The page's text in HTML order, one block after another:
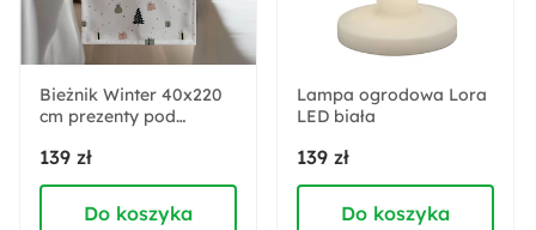
Stopień ochrony IP:
IP20
Maksymalna moc żarówki:
1 W
Głębokość:
Bieżnik Winter 40x220
cm prezenty pod
139 zł
Do koszyka
Lampa ogrodowa Lora
LED biała
139 zł
Do koszyka